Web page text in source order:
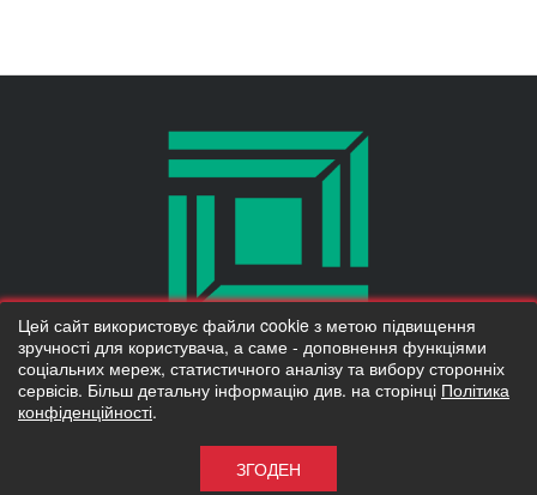
© 2010 Kluchuk.ua
Тільки новинки асортименту та коротко про важливе :)
Электронная почта:
Надано SendPulse
Цей сайт використовує файли cookie з метою підвищення
зручності для користувача, а саме - доповнення функціями
соціальних мереж, статистичного аналізу та вибору сторонніх
сервісів. Більш детальну інформацію див. на сторінці Політика
конфіденційності.
ЗГОДЕН